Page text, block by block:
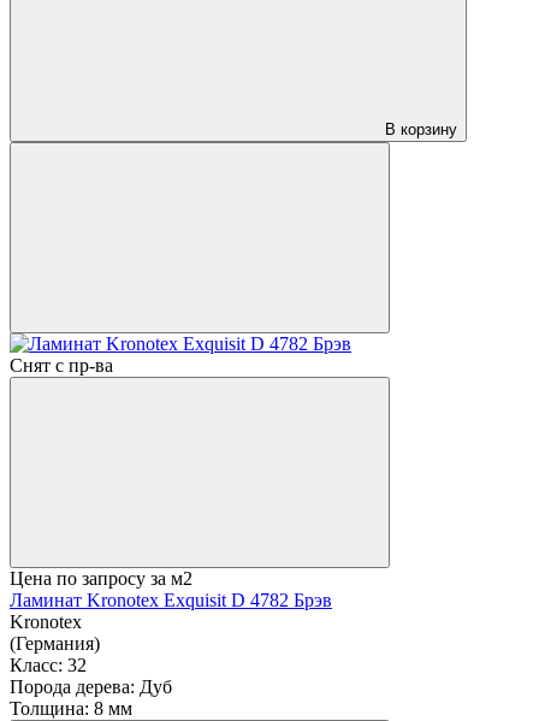
В корзину
Снят с пр-ва
Цена по запросу за м2
Ламинат Kronotex Exquisit D 4782 Брэв
Kronotex
(Германия)
Класс: 32
Порода дерева: Дуб
Толщина: 8 мм